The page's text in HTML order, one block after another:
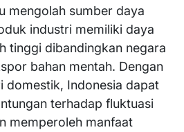
mengolah sumber daya
industri memiliki daya
tinggi dibandingkan negara
bahan mentah. Dengan
domestik, Indonesia dapat
terhadap fluktuasi
memperoleh manfaat